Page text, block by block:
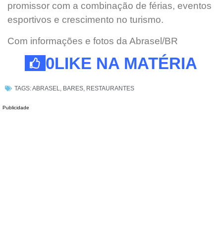
promissor com a combinação de férias, eventos
esportivos e crescimento no turismo.
Com informações e fotos da Abrasel/BR
0LIKE NA MATÉRIA
TAGS:ABRASEL, BARES, RESTAURANTES
Publicidade